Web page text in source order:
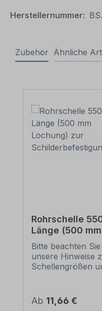
Herstellernummer:
Zubehör Ähnliche
Rohrschelle
Länge (500 mm
Lochung) zur
Bitte beachten Sie
unsere Hinweise
Schellengrößen
(weiter unten).
Rohrschellen nach
Regulärer Preis:
Ab 11,66 €